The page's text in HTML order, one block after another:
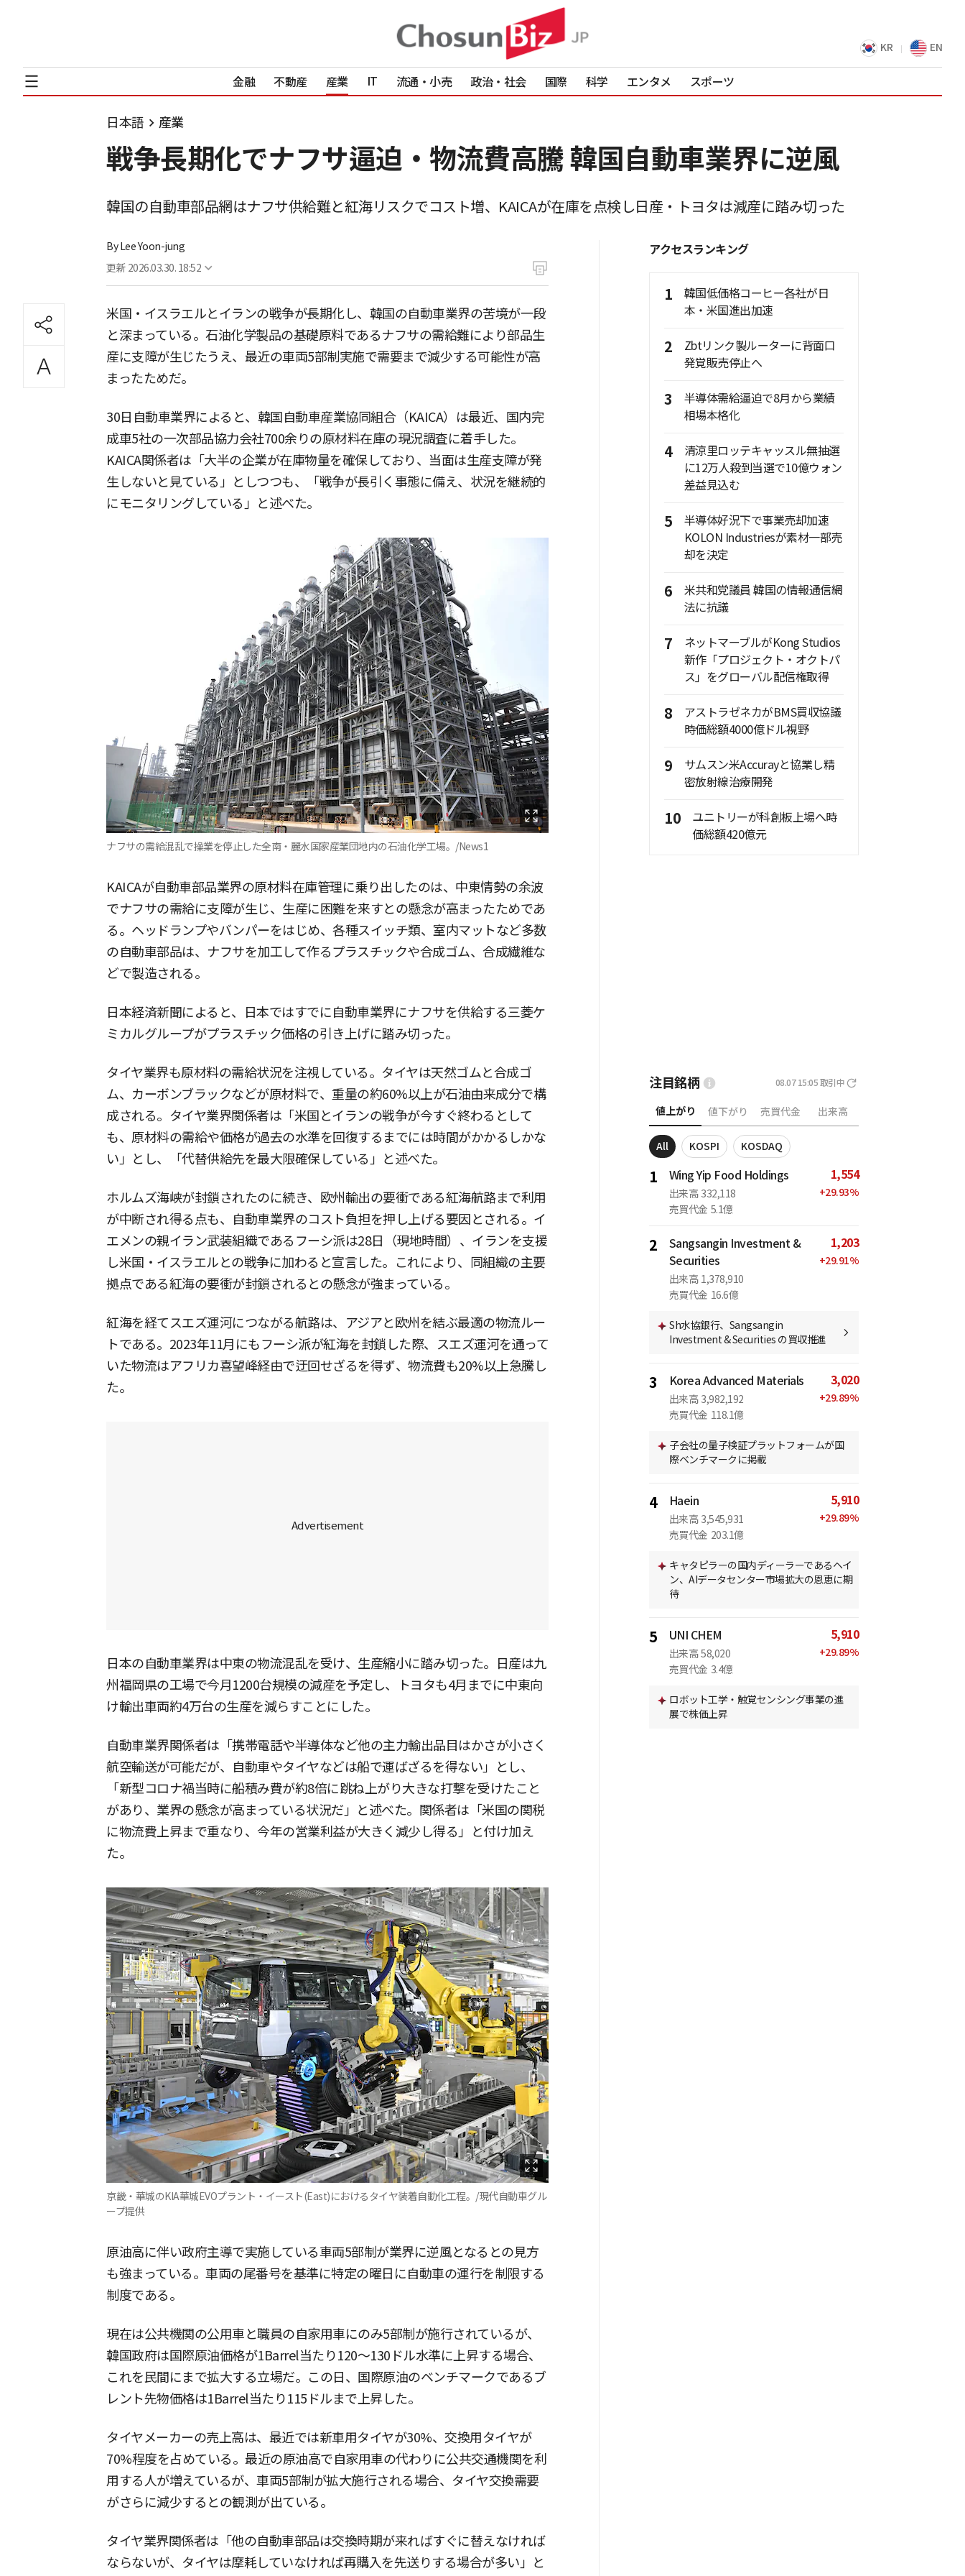
KR EN
金融 不動産 産業 IT 流通・小売 政治・社会 国際 科学 エンタメ スポーツ
日本語 産業
戦争長期化でナフサ逼迫・物流費高騰 韓国自動車業界に逆風
韓国の自動車部品網はナフサ供給難と紅海リスクでコスト増、KAICAが在庫を点検し日産・トヨタは減産に踏み切った
ByLee Yoon-jung
更新 2026.03.30. 18:52
米国・イスラエルとイランの戦争が長期化し、韓国の自動車業界の苦境が一段
と深まっている。石油化学製品の基礎原料であるナフサの需給難により部品生
産に支障が生じたうえ、最近の車両5部制実施で需要まで減少する可能性が高
まったためだ。
30日自動車業界によると、韓国自動車産業協同組合（KAICA）は最近、国内完
成車5社の一次部品協力会社700余りの原材料在庫の現況調査に着手した。
KAICA関係者は「大半の企業が在庫物量を確保しており、当面は生産支障が発
生しないと見ている」としつつも、「戦争が長引く事態に備え、状況を継続的
にモニタリングしている」と述べた。
ナフサの需給混乱で操業を停止した全南・麗水国家産業団地内の石油化学工場。/News1
KAICAが自動車部品業界の原材料在庫管理に乗り出したのは、中東情勢の余波
でナフサの需給に支障が生じ、生産に困難を来すとの懸念が高まったためであ
る。ヘッドランプやバンパーをはじめ、各種スイッチ類、室内マットなど多数
の自動車部品は、ナフサを加工して作るプラスチックや合成ゴム、合成繊維な
どで製造される。
日本経済新聞によると、日本ではすでに自動車業界にナフサを供給する三菱ケ
ミカルグループがプラスチック価格の引き上げに踏み切った。
タイヤ業界も原材料の需給状況を注視している。タイヤは天然ゴムと合成ゴ
ム、カーボンブラックなどが原材料で、重量の約60%以上が石油由来成分で構
成される。タイヤ業界関係者は「米国とイランの戦争が今すぐ終わるとして
も、原材料の需給や価格が過去の水準を回復するまでには時間がかかるしかな
い」とし、「代替供給先を最大限確保している」と述べた。
ホルムズ海峡が封鎖されたのに続き、欧州輸出の要衝である紅海航路まで利用
が中断され得る点も、自動車業界のコスト負担を押し上げる要因とされる。イ
エメンの親イラン武装組織であるフーシ派は28日（現地時間）、イランを支援
し米国・イスラエルとの戦争に加わると宣言した。これにより、同組織の主要
拠点である紅海の要衝が封鎖されるとの懸念が強まっている。
紅海を経てスエズ運河につながる航路は、アジアと欧州を結ぶ最適の物流ルー
トである。2023年11月にもフーシ派が紅海を封鎖した際、スエズ運河を通って
いた物流はアフリカ喜望峰経由で迂回せざるを得ず、物流費も20%以上急騰し
た。
日本の自動車業界は中東の物流混乱を受け、生産縮小に踏み切った。日産は九
州福岡県の工場で今月1200台規模の減産を予定し、トヨタも4月までに中東向
け輸出車両約4万台の生産を減らすことにした。
自動車業界関係者は「携帯電話や半導体など他の主力輸出品目はかさが小さく
航空輸送が可能だが、自動車やタイヤなどは船で運ばざるを得ない」とし、
「新型コロナ禍当時に船積み費が約8倍に跳ね上がり大きな打撃を受けたこと
があり、業界の懸念が高まっている状況だ」と述べた。関係者は「米国の関税
に物流費上昇まで重なり、今年の営業利益が大きく減少し得る」と付け加え
た。
京畿・華城のKIA華城EVOプラント・イースト(East)におけるタイヤ装着自動化工程。/現代自動車グル
ープ提供
原油高に伴い政府主導で実施している車両5部制が業界に逆風となるとの見方
も強まっている。車両の尾番号を基準に特定の曜日に自動車の運行を制限する
制度である。
現在は公共機関の公用車と職員の自家用車にのみ5部制が施行されているが、
韓国政府は国際原油価格が1Barrel当たり120〜130ドル水準に上昇する場合、
これを民間にまで拡大する立場だ。この日、国際原油のベンチマークであるブ
レント先物価格は1Barrel当たり115ドルまで上昇した。
タイヤメーカーの売上高は、最近では新車用タイヤが30%、交換用タイヤが
70%程度を占めている。最近の原油高で自家用車の代わりに公共交通機関を利
用する人が増えているが、車両5部制が拡大施行される場合、タイヤ交換需要
がさらに減少するとの観測が出ている。
タイヤ業界関係者は「他の自動車部品は交換時期が来ればすぐに替えなければ
ならないが、タイヤは摩耗していなければ再購入を先送りする場合が多い」と
アクセスランキング
1
韓国低価格コーヒー各社が日
本・米国進出加速
2
Zbtリンク製ルーターに背面口
発覚販売停止へ
3
半導体需給逼迫で8月から業績
相場本格化
4
清涼里ロッテキャッスル無抽選
に12万人殺到当選で10億ウォン
差益見込む
5
半導体好況下で事業売却加速
KOLON Industriesが素材一部売
却を決定
6
米共和党議員 韓国の情報通信網
法に抗議
7
ネットマーブルがKong Studios
新作「プロジェクト・オクトパ
ス」をグローバル配信権取得
8
アストラゼネカがBMS買収協議
時価総額4000億ドル視野
9
サムスン米Accurayと協業し精
密放射線治療開発
10
ユニトリーが科創板上場へ時
価総額420億元
注目銘柄 08.07 15:05 取引中
値上がり 値下がり 売買代金 出来高
All KOSPI KOSDAQ
1 Wing Yip Food Holdings
出来高 332,118
売買代金 5.1億
1,554
+29.93%
2
Sangsangin Investment &
Securities
出来高 1,378,910
売買代金 16.6億
1,203
+29.91%
Sh水協銀行、Sangsangin
Investment & Securities の買収推進
3 Korea Advanced Materials
出来高 3,982,192
売買代金 118.1億
3,020
+29.89%
子会社の量子検証プラットフォームが国
際ベンチマークに掲載
4 Haein
出来高 3,545,931
売買代金 203.1億
5,910
+29.89%
キャタピラーの国内ディーラーであるヘイ
ン、AIデータセンター市場拡大の恩恵に期
待
5 UNI CHEM
出来高 58,020
売買代金 3.4億
5,910
+29.89%
ロボット工学・触覚センシング事業の進
展で株価上昇